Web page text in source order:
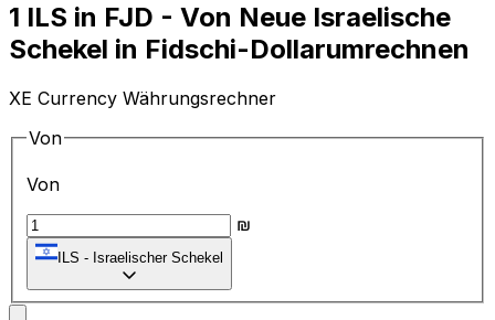
1 ILS in FJD - Von Neue Israelische
Schekel in Fidschi-Dollarumrechnen
XE Currency Währungsrechner
Von
Von
₪
ILS - Israelischer Schekel